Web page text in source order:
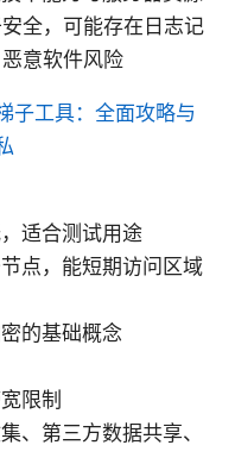
全，可能存在日志记
意软件风险
子工具：全面攻略与
适合测试用途
点，能短期访问区域
的基础概念
限制
、第三方数据共享、